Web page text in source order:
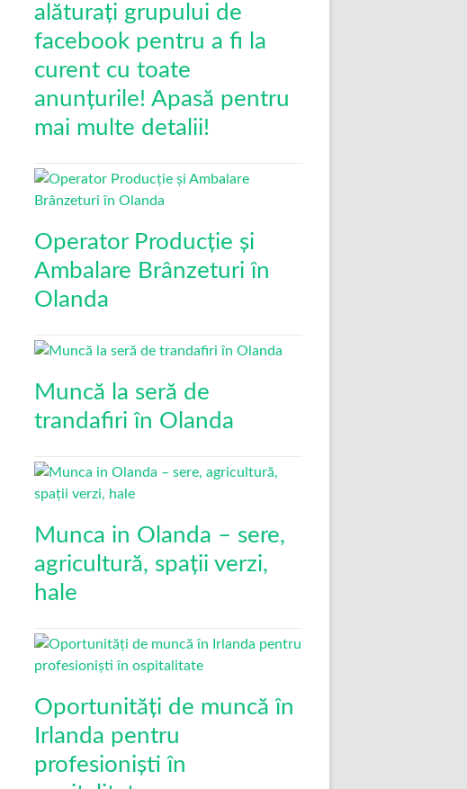
alăturați grupului de
facebook pentru a fi la
curent cu toate
anunțurile! Apasă pentru
mai multe detalii!
Operator Producție și
Ambalare Brânzeturi în
Olanda
Muncă la seră de
trandafiri în Olanda
Munca in Olanda – sere,
agricultură, spații verzi,
hale
Oportunități de muncă în
Irlanda pentru
profesioniști în